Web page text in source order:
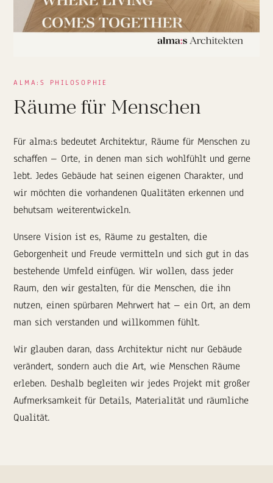
ALMA:S PHILOSOPHIE
Räume für Menschen
Für alma:s bedeutet Architektur, Räume für Menschen zu
schaffen – Orte, in denen man sich wohlfühlt und gerne
lebt. Jedes Gebäude hat seinen eigenen Charakter, und
wir möchten die vorhandenen Qualitäten erkennen und
behutsam weiterentwickeln.
Unsere Vision ist es, Räume zu gestalten, die
Geborgenheit und Freude vermitteln und sich gut in das
bestehende Umfeld einfügen. Wir wollen, dass jeder
Raum, den wir gestalten, für die Menschen, die ihn
nutzen, einen spürbaren Mehrwert hat – ein Ort, an dem
man sich verstanden und willkommen fühlt.
Wir glauben daran, dass Architektur nicht nur Gebäude
verändert, sondern auch die Art, wie Menschen Räume
erleben. Deshalb begleiten wir jedes Projekt mit großer
Aufmerksamkeit für Details, Materialität und räumliche
Qualität.